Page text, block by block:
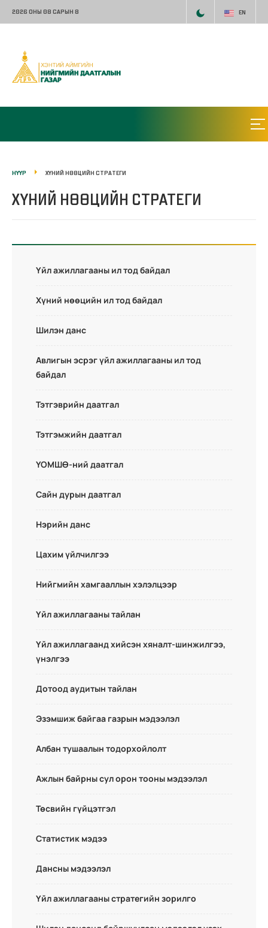
2026 ОНЫ 08 САРЫН 8 EN
НҮҮР ХҮНИЙ НӨӨЦИЙН СТРАТЕГИ
ХҮНИЙ НӨӨЦИЙН СТРАТЕГИ
Үйл ажиллагааны ил тод байдал
Хүний нөөцийн ил тод байдал
Шилэн данс
Авлигын эсрэг үйл ажиллагааны ил тод
байдал
Тэтгэврийн даатгал
Тэтгэмжийн даатгал
ҮОМШӨ-ний даатгал
Сайн дурын даатгал
Нэрийн данс
Цахим үйлчилгээ
Нийгмийн хамгааллын хэлэлцээр
Үйл ажиллагааны тайлан
Үйл ажиллагаанд хийсэн хяналт-шинжилгээ,
үнэлгээ
Дотоод аудитын тайлан
Эзэмшиж байгаа газрын мэдээлэл
Албан тушаалын тодорхойлолт
Ажлын байрны сул орон тооны мэдээлэл
Төсвийн гүйцэтгэл
Статистик мэдээ
Дансны мэдээлэл
Үйл ажиллагааны стратегийн зорилго